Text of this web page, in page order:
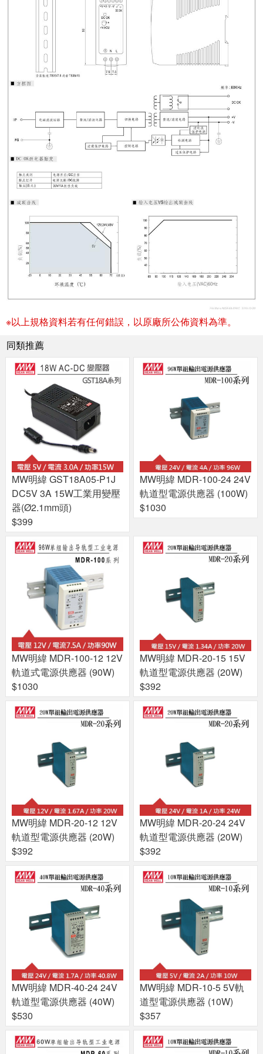
※以上規格資料若有任何錯誤，以原廠所公佈資料為準。
同類推薦
MW明緯 GST18A05-P1J
DC5V 3A 15W工業用變壓
器(Ø2.1mm頭)
$399
MW明緯 MDR-100-24 24V
軌道型電源供應器 (100W)
$1030
MW明緯 MDR-100-12 12V
軌道式電源供應器 (90W)
$1030
MW明緯 MDR-20-15 15V
軌道型電源供應器 (20W)
$392
MW明緯 MDR-20-12 12V
軌道型電源供應器 (20W)
$392
MW明緯 MDR-20-24 24V
軌道型電源供應器 (20W)
$392
MW明緯 MDR-40-24 24V
軌道型電源供應器 (40W)
$530
MW明緯 MDR-10-5 5V軌
道型電源供應器 (10W)
$357